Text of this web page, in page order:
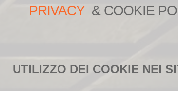
PRIVACY & COOKIE
UTILIZZO DEI COOKIE NEI